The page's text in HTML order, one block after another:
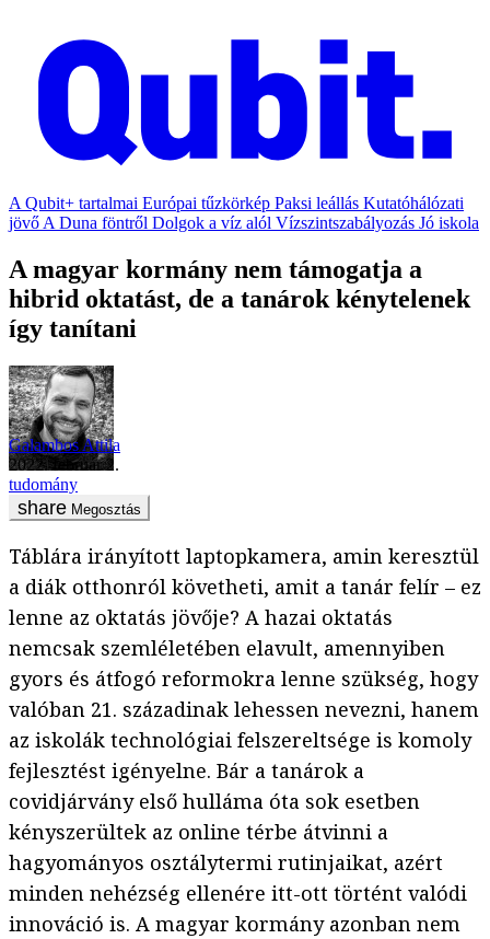
A Qubit+ tartalmai Európai tűzkörkép Paksi leállás Kutatóhálózati
jövő A Duna föntről Dolgok a víz alól Vízszintszabályozás Jó iskola
A magyar kormány nem támogatja a
hibrid oktatást, de a tanárok kénytelenek
így tanítani
Galambos Attila
2022. február 2.
tudomány
Megosztás
Táblára irányított laptopkamera, amin keresztül
a diák otthonról követheti, amit a tanár felír – ez
lenne az oktatás jövője? A hazai oktatás
nemcsak szemléletében elavult, amennyiben
gyors és átfogó reformokra lenne szükség, hogy
valóban 21. századinak lehessen nevezni, hanem
az iskolák technológiai felszereltsége is komoly
fejlesztést igényelne. Bár a tanárok a
covidjárvány első hulláma óta sok esetben
kényszerültek az online térbe átvinni a
hagyományos osztálytermi rutinjaikat, azért
minden nehézség ellenére itt-ott történt valódi
innováció is. A magyar kormány azonban nem